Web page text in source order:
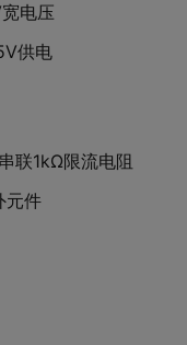
电压
供电
联1kΩ限流电阻
元件